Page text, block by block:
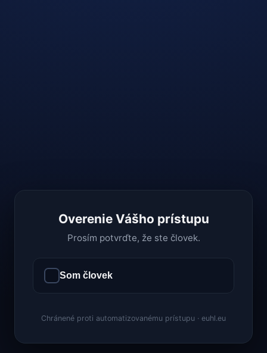
Overenie Vášho prístupu
Prosím potvrďte, že ste človek.
Som človek
Chránené proti automatizovanému prístupu · euhl.eu